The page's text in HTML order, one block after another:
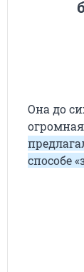
Она до
способе